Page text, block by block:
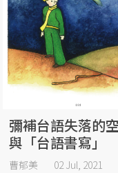
彌補台語失落的
與「台語書寫」
曹郁美 02 Jul, 2021